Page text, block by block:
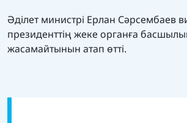
Әділет министрі Ерлан Сәрсембаев
президенттің жеке органға
жасамайтынын атап өтті.